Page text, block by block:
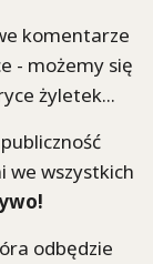
komentarze
- możemy się
żyletek...
we wszystkich
odbędzie